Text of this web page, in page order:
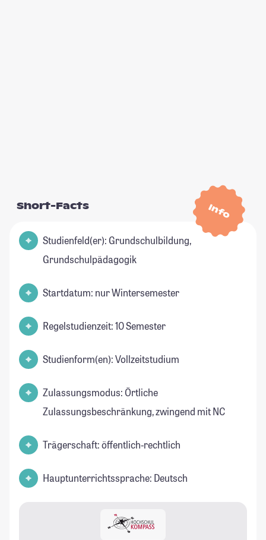
Info
Short-Facts
Studienfeld(er): Grundschulbildung,
Grundschulpädagogik
Startdatum: nur Wintersemester
Regelstudienzeit: 10 Semester
Studienform(en): Vollzeitstudium
Zulassungsmodus: Örtliche
Zulassungsbeschränkung, zwingend mit NC
Trägerschaft: öffentlich-rechtlich
Hauptunterrichtssprache: Deutsch